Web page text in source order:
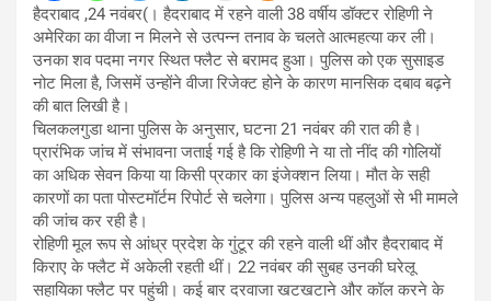
हैदराबाद ,24 नवंबर(। हैदराबाद में रहने वाली 38 वर्षीय डॉक्टर रोहिणी ने
अमेरिका का वीजा न मिलने से उत्पन्न तनाव के चलते आत्महत्या कर ली।
उनका शव पदमा नगर स्थित फ्लैट से बरामद हुआ। पुलिस को एक सुसाइड
नोट मिला है, जिसमें उन्होंने वीजा रिजेक्ट होने के कारण मानसिक दबाव बढ़ने
की बात लिखी है।
चिलकलगुडा थाना पुलिस के अनुसार, घटना 21 नवंबर की रात की है।
प्रारंभिक जांच में संभावना जताई गई है कि रोहिणी ने या तो नींद की गोलियों
का अधिक सेवन किया या किसी प्रकार का इंजेक्शन लिया। मौत के सही
कारणों का पता पोस्टमॉर्टम रिपोर्ट से चलेगा। पुलिस अन्य पहलुओं से भी मामले
की जांच कर रही है।
रोहिणी मूल रूप से आंध्र प्रदेश के गुंटूर की रहने वाली थीं और हैदराबाद में
किराए के फ्लैट में अकेली रहती थीं। 22 नवंबर की सुबह उनकी घरेलू
सहायिका फ्लैट पर पहुंची। कई बार दरवाजा खटखटाने और कॉल करने के